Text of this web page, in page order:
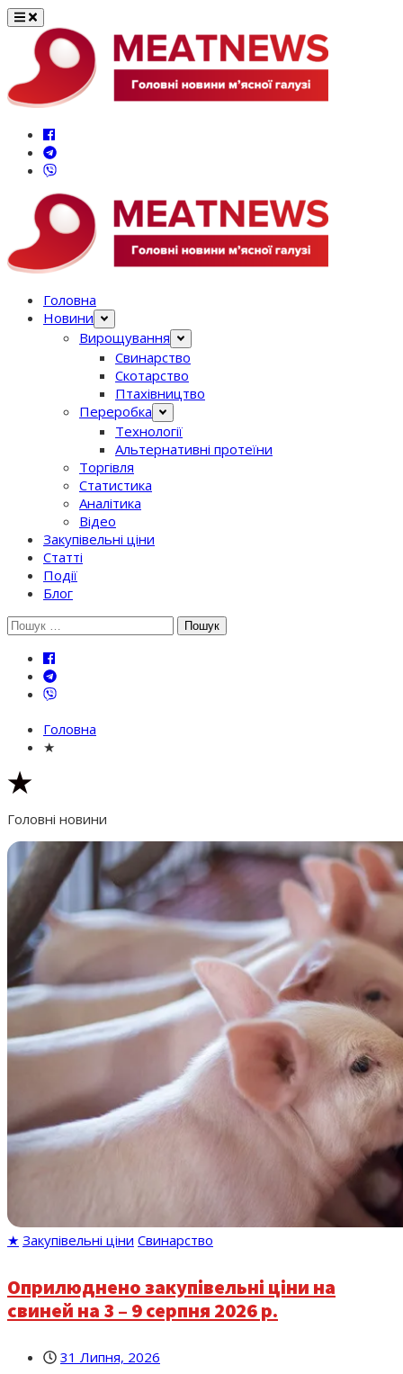
Перейти
вмісту
Головна
Новини
Вирощування
Свинарство
Скотарство
Птахівництво
Переробка
Технології
Альтернативні протеїни
Торгівля
Статистика
Аналітика
Відео
Закупівельні ціни
Статті
Події
Блог
Шукати:
Головна
★
★
Головні новини
★ Закупівельні ціни Свинарство
Оприлюднено закупівельні ціни на
свиней на 3 – 9 серпня 2026 р.
31 Липня, 2026